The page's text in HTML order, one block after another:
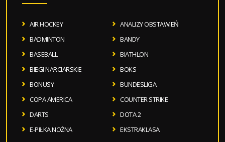
AIR HOCKEY
ANALIZY OBSTAWIEŃ
BADMINTON
BANDY
BASEBALL
BIATHLON
BIEGI NARCIARSKIE
BOKS
BONUSY
BUNDESLIGA
COPA AMERICA
COUNTER STRIKE
DARTS
DOTA 2
E-PIŁKA NOŻNA
EKSTRAKLASA